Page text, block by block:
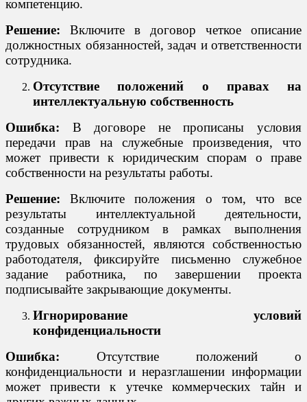
компетенцию.
Решение: Включите в договор четкое описание
должностных обязанностей, задач и ответственности
сотрудника.
Отсутствие положений о правах на
интеллектуальную собственность
Ошибка: В договоре не прописаны условия
передачи прав на служебные произведения, что
может привести к юридическим спорам о праве
собственности на результаты работы.
Решение: Включите положения о том, что все
результаты интеллектуальной деятельности,
созданные сотрудником в рамках выполнения
трудовых обязанностей, являются собственностью
работодателя, фиксируйте письменно служебное
задание работника, по завершении проекта
подписывайте закрывающие документы.
Игнорирование условий
конфиденциальности
Ошибка: Отсутствие положений о
конфиденциальности и неразглашении информации
может привести к утечке коммерческих тайн и